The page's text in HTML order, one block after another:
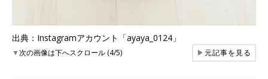
出典：Instagramアカウント「ayaya_0124」
▼次の画像は下へスクロール (4/5) ▶元記事を見る